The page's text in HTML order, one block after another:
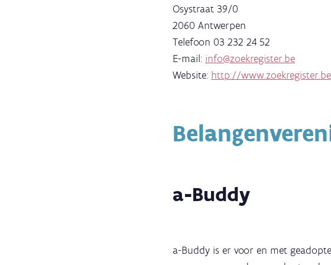
Osystraat 39/0
2060 Antwerpen
Telefoon 03 232 24 52
E-mail: info@zoekregister.be
Website: http://
a-Buddy
a-Buddy is er voor en met